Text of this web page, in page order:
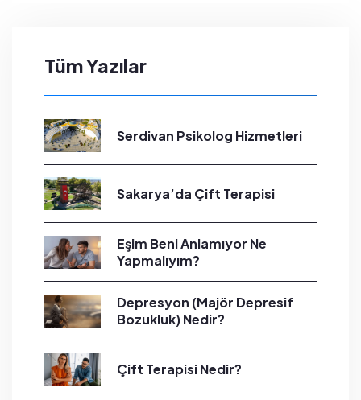
Tüm Yazılar
Serdivan Psikolog Hizmetleri
Sakarya’da Çift Terapisi
Eşim Beni Anlamıyor Ne
Yapmalıyım?
Depresyon (Majör Depresif
Bozukluk) Nedir?
Çift Terapisi Nedir?